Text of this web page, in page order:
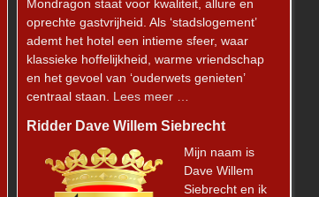
Mondragon staat voor kwaliteit, allure en
oprechte gastvrijheid. Als ‘stadslogement’
ademt het hotel een intieme sfeer, waar
klassieke hoffelijkheid, warme vriendschap
en het gevoel van ‘ouderwets genieten’
centraal staan. Lees meer …
Ridder Dave Willem Siebrecht
Mijn naam is
Dave Willem
Siebrecht en ik